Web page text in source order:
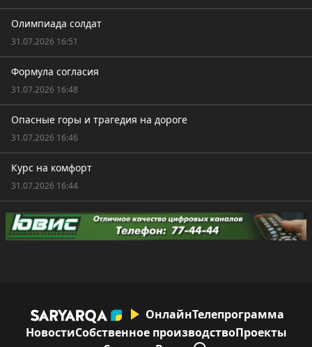
Олимпиада солдат
31.07.2026 16:51
Формула согласия
31.07.2026 16:48
Опасные горы и трагедия на дороге
31.07.2026 16:46
Курс на комфорт
31.07.2026 16:44
ОнлайнТелепрограмма
НовостиСобственное производствоПроекты